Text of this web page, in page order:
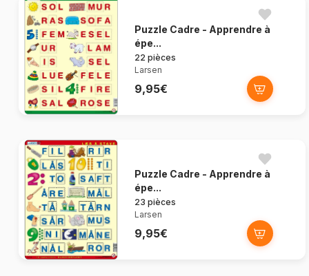
Puzzle Cadre - Apprendre à
épe...
22 pièces
Larsen
9,95€
Puzzle Cadre - Apprendre à
épe...
23 pièces
Larsen
9,95€